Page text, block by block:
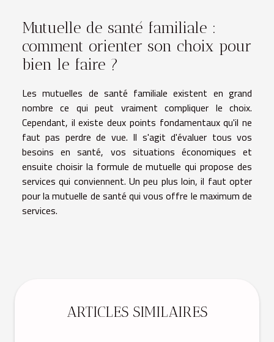
Mutuelle de santé familiale :
comment orienter son choix pour
bien le faire ?
Les mutuelles de santé familiale existent en grand
nombre ce qui peut vraiment compliquer le choix.
Cependant, il existe deux points fondamentaux qu'il ne
faut pas perdre de vue. Il s'agit d'évaluer tous vos
besoins en santé, vos situations économiques et
ensuite choisir la formule de mutuelle qui propose des
services qui conviennent. Un peu plus loin, il faut opter
pour la mutuelle de santé qui vous offre le maximum de
services.
ARTICLES SIMILAIRES